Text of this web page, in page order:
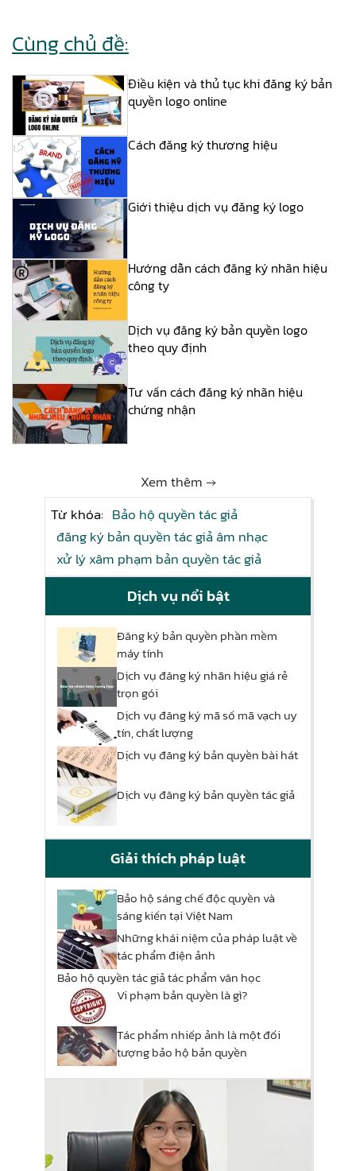
Cùng chủ đề:
Điều kiện và thủ tục khi đăng ký bản
quyền logo online
Cách đăng ký thương hiệu
Giới thiệu dịch vụ đăng ký logo
Hướng dẫn cách đăng ký nhãn hiệu
công ty
Dịch vụ đăng ký bản quyền logo
theo quy định
Tư vấn cách đăng ký nhãn hiệu
chứng nhận
Xem thêm →
Từ khóa: Bảo hộ quyền tác giả
đăng ký bản quyền tác giả âm nhạc
xử lý xâm phạm bản quyền tác giả
Dịch vụ nổi bật
Đăng ký bản quyền phần mềm
máy tính
Dịch vụ đăng ký nhãn hiệu giá rẻ
trọn gói
Dịch vụ đăng ký mã số mã vạch uy
tín, chất lượng
Dịch vụ đăng ký bản quyền bài hát
Dịch vụ đăng ký bản quyền tác giả
Giải thích pháp luật
Bảo hộ sáng chế độc quyền và
sáng kiến tại Việt Nam
Những khái niệm của pháp luật về
tác phẩm điện ảnh
Bảo hộ quyền tác giả tác phẩm văn học
Vi phạm bản quyền là gì?
Tác phẩm nhiếp ảnh là một đối
tượng bảo hộ bản quyền